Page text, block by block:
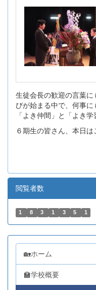
生徒会長の歓迎の言葉
びが始まる中で、何事に
「よき仲間」と「よき
６期生の皆さん、本日
閲覧者数
1 8 3 1 3 5 1
🏡ホーム
🏫学校概要